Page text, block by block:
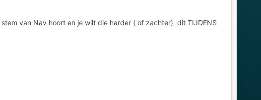
van Nav hoort en je wilt die harder ( of zachter) dit TIJDENS